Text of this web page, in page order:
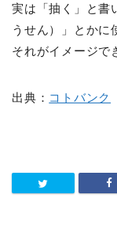
実は「抽く」と書
うせん）」とかに
それがイメージで
出典： コトバンク